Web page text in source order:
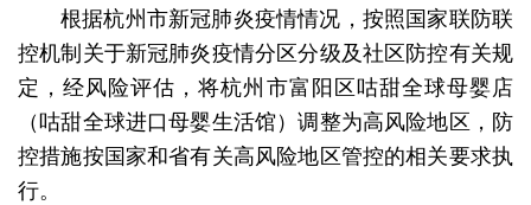
根据杭州市新冠肺炎疫情情况，按照国家联防联
控机制关于新冠肺炎疫情分区分级及社区防控有关规
定，经风险评估，将杭州市富阳区咕甜全球母婴店
（咕甜全球进口母婴生活馆）调整为高风险地区，防
控措施按国家和省有关高风险地区管控的相关要求执
行。